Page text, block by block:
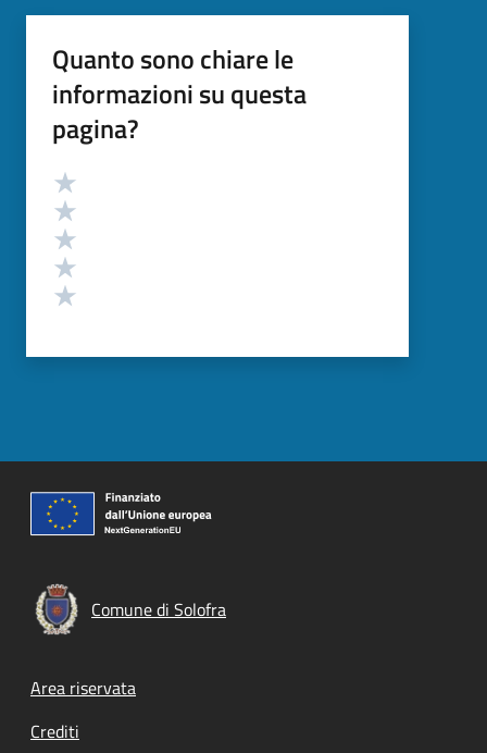
Quanto sono chiare le
informazioni su questa
pagina?
Valutazione
Comune di Solofra
Footer menu
Area riservata
Crediti